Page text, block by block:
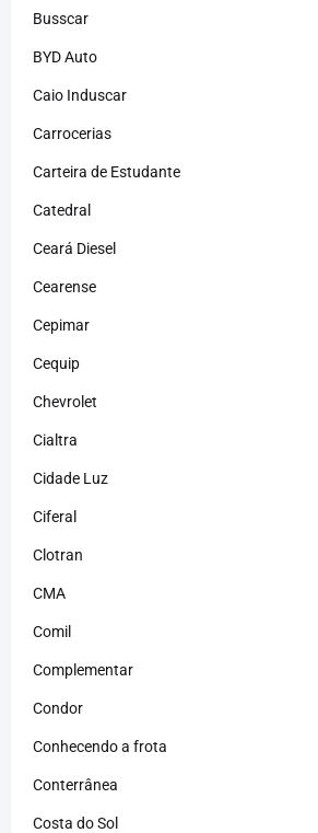
Busscar
BYD Auto
Caio Induscar
Carrocerias
Carteira de Estudante
Catedral
Ceará Diesel
Cearense
Cepimar
Cequip
Chevrolet
Cialtra
Cidade Luz
Ciferal
Clotran
CMA
Comil
Complementar
Condor
Conhecendo a frota
Conterrânea
Costa do Sol